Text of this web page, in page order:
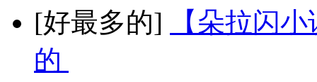
[好最多的]
【朵拉闪
的